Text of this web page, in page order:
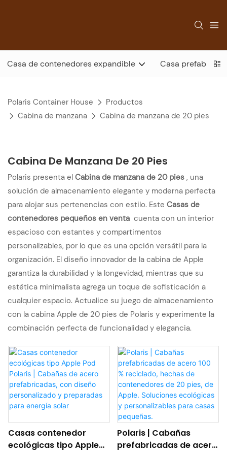
Casa de contenedores expandible Casa
Polaris Container House
Productos
Cabina de manzana
Cabina de manzana de 20 pies
Cabina De Manzana De 20 Pies
Polaris presenta el Cabina de manzana de 20 pies , una
solución de almacenamiento elegante y moderna perfecta
para alojar sus pertenencias con estilo. Este Casas de
contenedores pequeños en venta cuenta con un interior
espacioso con estantes y compartimentos
personalizables, por lo que es una opción versátil para la
organización. El diseño innovador de la cabina de Apple
garantiza la durabilidad y la longevidad, mientras que su
estética minimalista agrega un toque de sofisticación a
cualquier espacio. Actualice su juego de almacenamiento
con la cabina Apple de 20 pies de Polaris y experimente la
combinación perfecta de funcionalidad y elegancia.
Casas contenedor
ecológicas tipo Apple
Polaris | Cabañas
prefabricadas de acero